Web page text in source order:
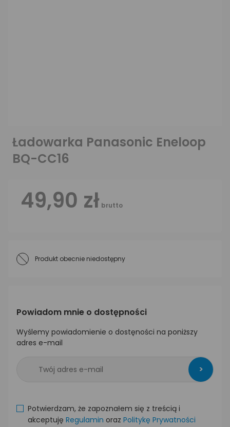
Ładowarka Panasonic Eneloop
BQ-CC16
49,90 zł brutto
Produkt obecnie niedostępny
Powiadom mnie o dostępności
Wyślemy powiadomienie o dostęności na poniższy
adres e-mail
>
Potwierdzam, że zapoznałem się z treścią i
akceptuję Regulamin oraz Politykę Prywatności